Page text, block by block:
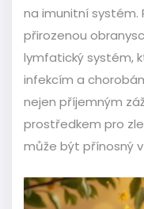
na imunitní systém.
přirozenou
lymfatický systém,
infekcím a
nejen příjemným
prostředkem pro
může být přínosný